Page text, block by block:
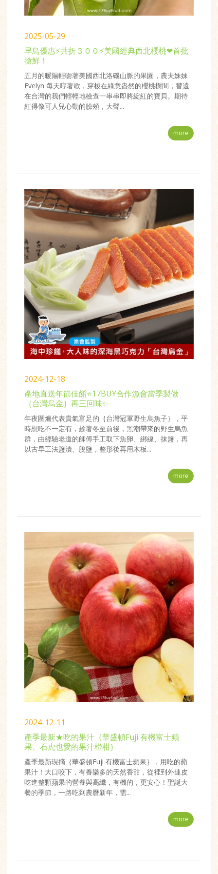
2025-05-29
早鳥優惠⚡共折３００⚡美國經典西北櫻桃❤首批
搶鮮！
五月的暖陽輕吻著美國西北洛磯山脈的果園，農夫妹妹
Evelyn 每天哼著歌，穿梭在綠意盎然的櫻桃樹間，替遠
在台灣的我們輕輕地檢查一串串即將綻紅的寶貝。期待
紅得像可人兒心動的臉頰，大聲...
more
2024-12-18
產地直送年節佳餚⭐17BUY合作漁會當季製做
｛台灣烏金｝再三回味✨
年夜圍爐代表貴氣富足的｛台灣冠軍野生烏魚子｝，平
時想吃不一定有，趁著冬至前後，黑潮帶來的野生烏魚
群，由經驗老道的師傅手工取下魚卵、綁線、抹鹽，再
以古早工法鹽漬、脫鹽，整形後再用木板...
more
2024-12-11
產季最新★吃的果汁｛華盛頓Fuji 有機富士蘋
果、石虎也愛的果汁椪柑｝
產季最新現摘｛華盛頓Fuji 有機富士蘋果｝，用吃的蘋
果汁！大口咬下，有養樂多的天然香甜，從裡到外連皮
吃進整顆蘋果的營養與高纖，有機的，更安心！聖誕大
餐的季節，一路吃到農曆新年，需...
more